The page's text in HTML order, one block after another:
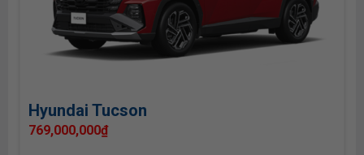
Hyundai Tucson
769,000,000₫